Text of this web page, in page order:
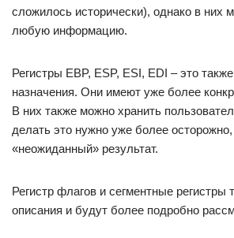
сложилось исторически), однако в них
любую информацию.
Регистры EBP, ESP, ESI, EDI – это
назначения. Они имеют уже более
В них также можно хранить
делать это нужно уже более
«неожиданный» результат.
Регистр флагов и сегментные регистры
описания и будут более подробно